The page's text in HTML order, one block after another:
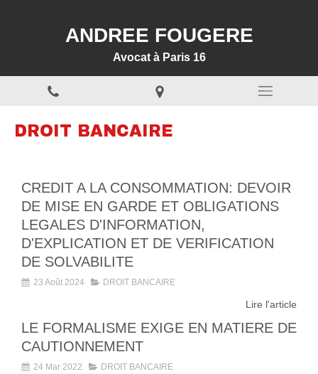
ANDREE FOUGERE
Avocat à Paris 16
DROIT BANCAIRE
CREDIT A LA CONSOMMATION: DEVOIR
DE MISE EN GARDE ET OBLIGATIONS
LEGALES D'INFORMATION,
D'EXPLICATION ET DE VERIFICATION
DE SOLVABILITE
23 Août 2024 DROIT BANCAIRE
Lire l'article
LE FORMALISME EXIGE EN MATIERE DE
CAUTIONNEMENT
24 Mar 2022 DROIT BANCAIRE